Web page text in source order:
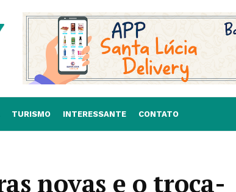
TURISMO INTERESSANTE CONTATO
novas e o troca-